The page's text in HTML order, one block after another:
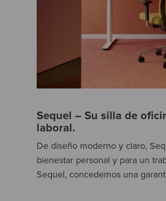
Sequel – Su silla de
laboral.
De diseño moderno y claro,
bienestar personal y para un
Sequel, concedemos una